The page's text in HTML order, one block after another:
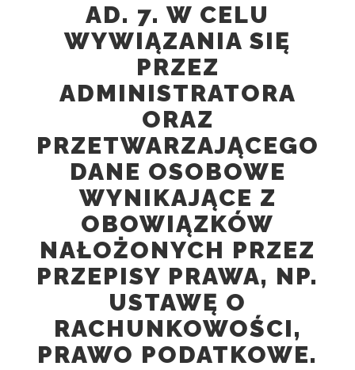
AD. 7. W CELU
WYWIĄZANIA SIĘ
PRZEZ
ADMINISTRATORA
ORAZ
PRZETWARZAJĄCEGO
DANE OSOBOWE
WYNIKAJĄCE Z
OBOWIĄZKÓW
NAŁOŻONYCH PRZEZ
PRZEPISY PRAWA, NP.
USTAWĘ O
RACHUNKOWOŚCI,
PRAWO PODATKOWE.